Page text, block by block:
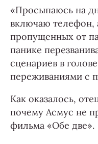
«Просыпаюсь на
включаю телефон,
пропущенных от
панике
сценариев в
переживаниями с
Как оказалось,
почему Асмус не
фильма «Обе две».